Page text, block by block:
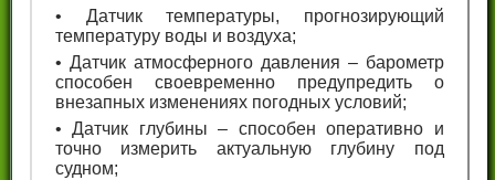
• Датчик температуры, прогнозирующий
температуру воды и воздуха;
• Датчик атмосферного давления – барометр
способен своевременно предупредить о
внезапных изменениях погодных условий;
• Датчик глубины – способен оперативно и
точно измерить актуальную глубину под
судном;